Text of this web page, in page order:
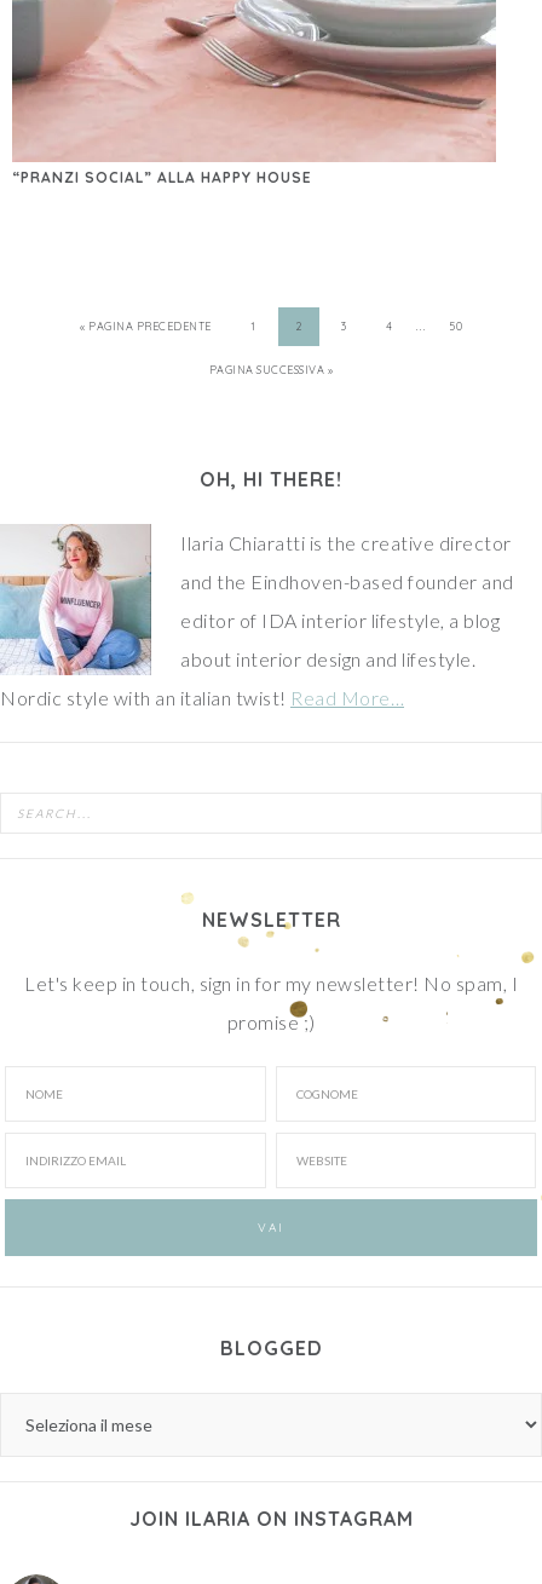
“PRANZI SOCIAL” ALLA HAPPY HOUSE
« PAGINA PRECEDENTE 1 2 3 4 … 50
PAGINA SUCCESSIVA »
OH, HI THERE!
Ilaria Chiaratti is the creative director
and the Eindhoven-based founder and
editor of IDA interior lifestyle, a blog
about interior design and lifestyle.
Nordic style with an italian twist! Read More…
NEWSLETTER
Let's keep in touch, sign in for my newsletter! No spam, I
promise ;)
BLOGGED
JOIN ILARIA ON INSTAGRAM